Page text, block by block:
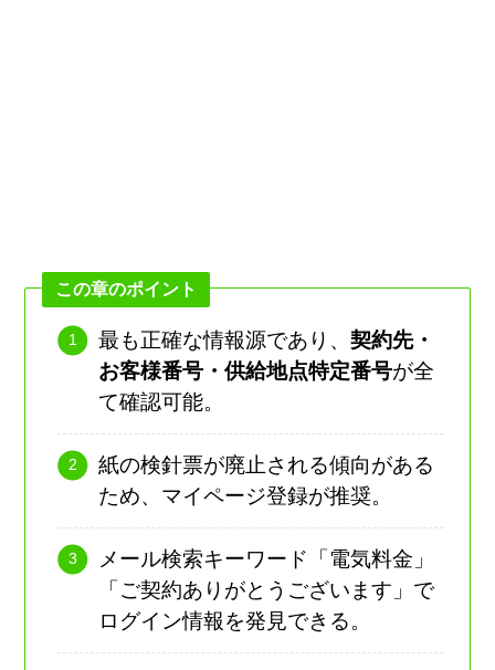
この章のポイント
最も正確な情報源であり、契約先・
お客様番号・供給地点特定番号が全
て確認可能。
紙の検針票が廃止される傾向がある
ため、マイページ登録が推奨。
メール検索キーワード「電気料金」
「ご契約ありがとうございます」で
ログイン情報を発見できる。